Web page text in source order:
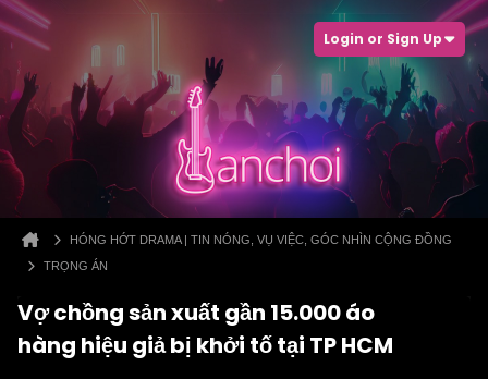
Login or Sign Up
HÓNG HỚT DRAMA | TIN NÓNG, VỤ VIỆC, GÓC NHÌN CỘNG ĐỒNG
TRỌNG ÁN
Vợ chồng sản xuất gần 15.000 áo
hàng hiệu giả bị khởi tố tại TP HCM